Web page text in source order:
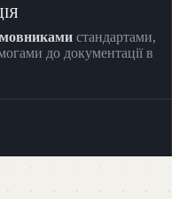
стандартами,
до документації в